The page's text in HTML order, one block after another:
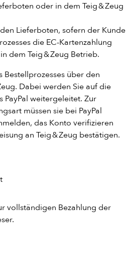
oder in dem Teig & Zeug
Lieferboten, sofern der Kunde
die EC-Kartenzahlung
dem Teig & Zeug Betrieb.
Bestellprozesses über den
Dabei werden Sie auf die
PayPal weitergeleitet. Zur
müssen sie bei PayPal
das Konto verifizieren
an Teig & Zeug bestätigen.
vollständigen Bezahlung der